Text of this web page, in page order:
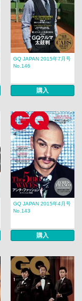
GQ JAPAN 2015年7月号
No.146
購入
GQ JAPAN 2015年4月号
No.143
購入